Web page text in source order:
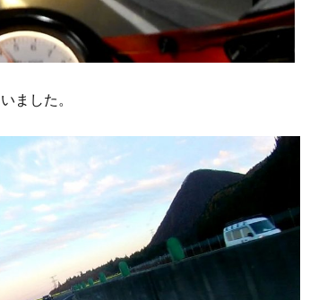
ました。